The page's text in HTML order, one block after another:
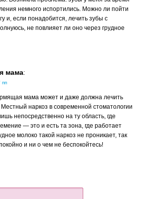
немного испортились. Можно ли пойти
и, если понадобится, лечить зубы с
не повлияет ли оно через грудное
мама:
пп
мама может и даже должна лечить
наркоз в современной стоматологии
непосредственно на ту область, где
— это и есть та зона, где работает
молоко такой наркоз не проникает, так
и ни о чем не беспокойтесь!